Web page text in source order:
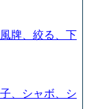
牌、絞る、下
、シャボ、シ